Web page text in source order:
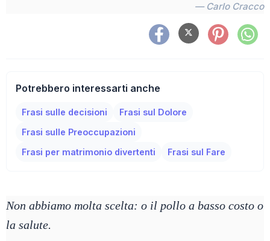
— Carlo Cracco
Potrebbero interessarti anche
Frasi sulle decisioni
Frasi sul Dolore
Frasi sulle Preoccupazioni
Frasi per matrimonio divertenti
Frasi sul Fare
Non abbiamo molta scelta: o il pollo a basso costo o
la salute.